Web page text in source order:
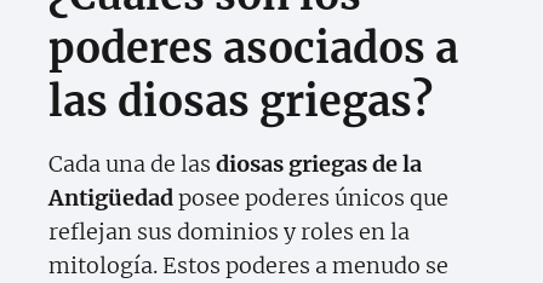
poderes asociados a
las diosas griegas?
Cada una de las diosas griegas de la
Antigüedadposee poderes únicos que
reflejan sus dominios y roles en la
mitología. Estos poderes a menudo se